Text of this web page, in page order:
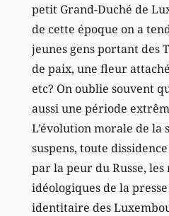
petit Grand-Duché de
de cette époque on a
jeunes gens portant des
de paix, une fleur
etc? On oublie souvent
aussi une période
L’évolution morale de la
suspens, toute
par la peur du Russe,
idéologiques de la
identitaire des